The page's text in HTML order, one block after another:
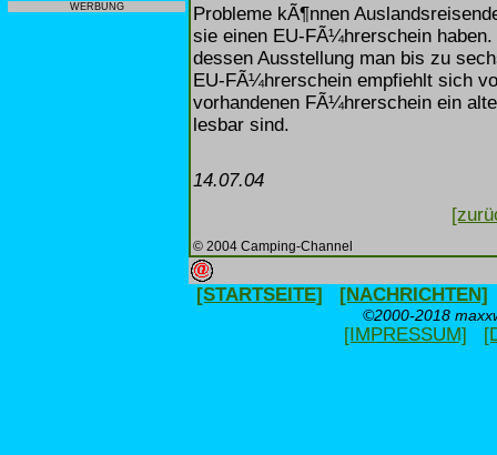
WERBUNG
Probleme kÃ¶nnen
sie einen EU-FÃ¼hrerschein
dessen Ausstellung man bis zu
EU-FÃ¼hrerschein empfiehlt sich
vorhandenen FÃ¼hrerschein ein
lesbar sind.
14.07.04
© 2004 Camping-Channel
[STARTSEITE] [NACHRICHTEN]
©2000-2018
[IMPRESSUM]